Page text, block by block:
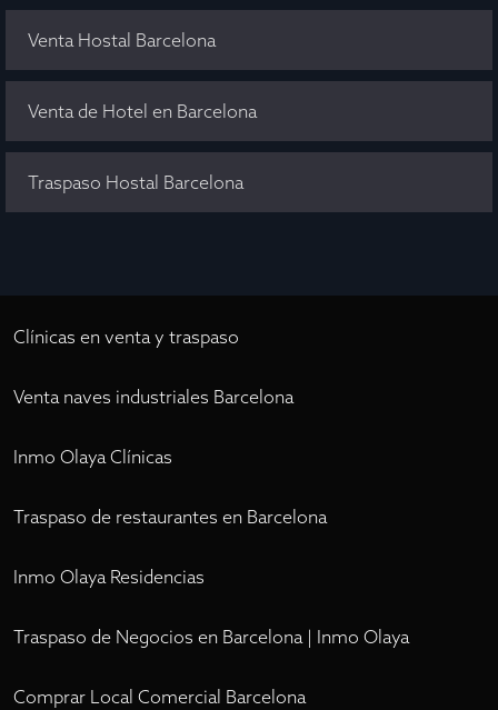
Venta Hostal Barcelona
Venta de Hotel en Barcelona
Traspaso Hostal Barcelona
Clínicas en venta y traspaso
Venta naves industriales Barcelona
Inmo Olaya Clínicas
Traspaso de restaurantes en Barcelona
Inmo Olaya Residencias
Traspaso de Negocios en Barcelona | Inmo Olaya
Comprar Local Comercial Barcelona